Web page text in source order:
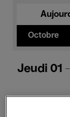
Octobre
Jeudi 01